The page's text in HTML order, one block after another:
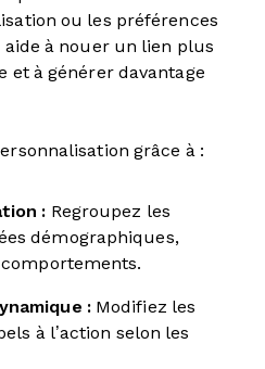
ou les préférences
aide à nouer un lien plus
et à générer davantage
grâce à :
: Regroupez les
démographiques,
:Modifiez les
à l’action selon les